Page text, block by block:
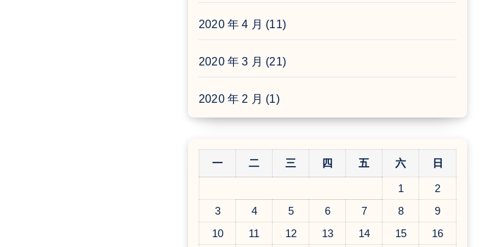
2020 年 4 月 (11)
2020 年 3 月 (21)
2020 年 2 月 (1)
一 二 三 四 五 六 日
1
2
3
4 5 6 7 8
9
10
11 12 13 14 15
16